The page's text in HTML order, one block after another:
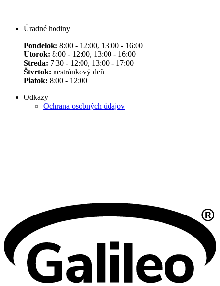
Úradné hodiny
Pondelok: 8:00 - 12:00, 13:00 - 16:00
Utorok: 8:00 - 12:00, 13:00 - 16:00
Streda: 7:30 - 12:00, 13:00 - 17:00
Štvrtok: nestránkový deň
Piatok: 8:00 - 12:00
Odkazy
Ochrana osobných údajov